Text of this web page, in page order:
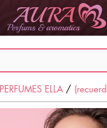
PERFUMES ELLA /